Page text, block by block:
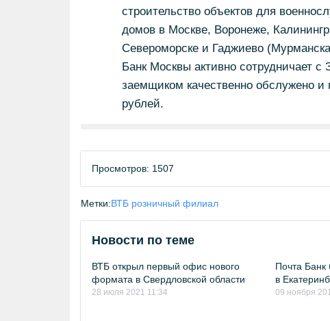
строительство объектов для
домов в Москве, Воронеже,
Североморске и Гаджиево
Банк Москвы активно сотрудничает
заемщиком качественно обслужено
рублей.
Просмотров: 1507
Метки:ВТБ розничный филиал
Новости по теме
ВТБ открыл первый офис нового
формата в Свердловской области
28 июля 2021 11:34
Почта Банк
в
09 ноября